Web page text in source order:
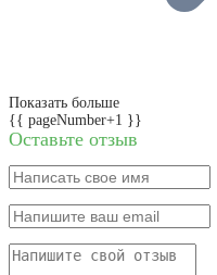
Показать больше
{{ pageNumber+1 }}
Оставьте отзыв